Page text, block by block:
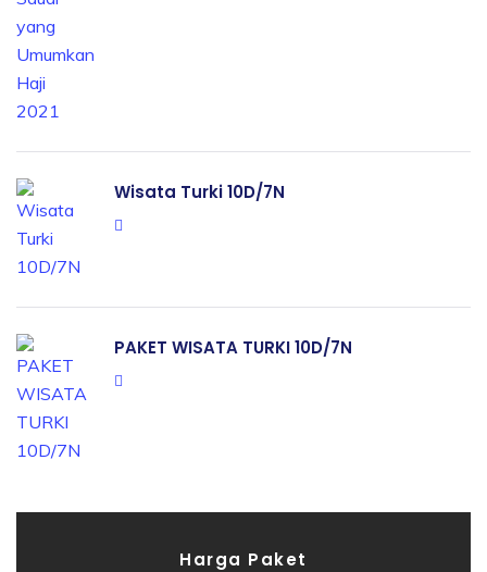
Wisata Turki 10D/7N
PAKET WISATA TURKI 10D/7N
Harga Paket